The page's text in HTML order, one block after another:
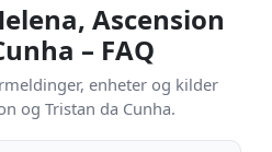
Ascension
– FAQ
enheter og kilder
og Tristan da Cunha.